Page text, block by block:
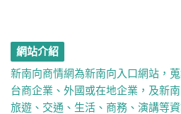
網站介紹
新南向商情網為新南向入口網站，
台商企業、外國或在地企業，及新
旅遊、交通、生活、商務、演講等